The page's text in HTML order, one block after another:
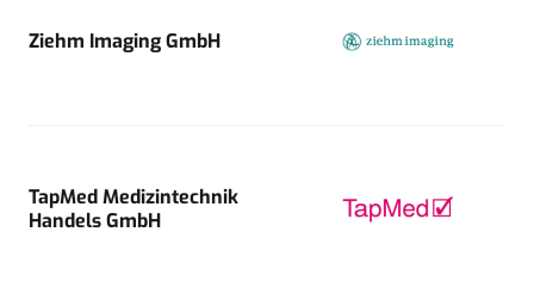
Ziehm Imaging GmbH
TapMed Medizintechnik
Handels GmbH